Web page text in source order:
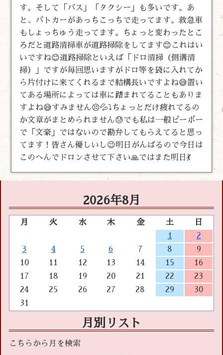
す。そして「バス」「タクシー」も多いです。あ
と、パトカーがあっちこっちで走ってます。救急車
もしょっちゅう走ってます。ちょっと変わったとこ
ろだと道路清掃車が道路掃除をしてます😊これはい
いですね😊道路掃除といえば「ドロ清掃（側溝清
掃）」ですが毎回思いますがドロ等を袋に入れてか
ら片付けに来てくれるまで結構長いですよね😅置い
てある場所によっては車に踏まれてることもありま
すよね😅すみません😣💦⤵️ちょっとだけ疲れてるの
か文章がまとめられません😓でも私は一般ピーポー
で「文豪」ではないので勘弁してもらえてると思っ
てます！皆さん優しいし😉明日がんばるので今日は
このへんでドロンさせて下さい🙏ではまた明日💃
2026年8月
月 火 水 木 金 土
日
1
2
3
4 5 6 7 8
9
10
11 12 13 14 15
16
17
18 19 20 21 22
23
24
25 26 27 28 29
30
31
月別リスト